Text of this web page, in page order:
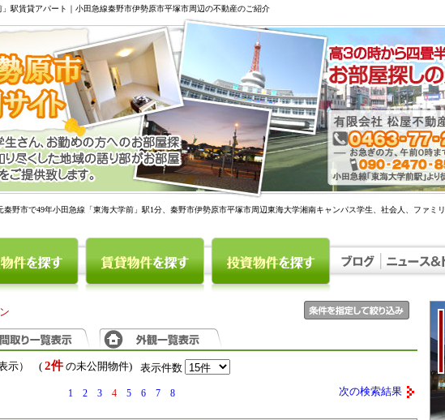
駅賃貸アパート｜小田急線秦野市伊勢原市平塚市周辺の不動産のご紹介
野市で49年小田急線「東海大学前」駅1分、秦野市伊勢原市平塚市周辺東海大学湘南キャンパス学生、社会人、ファミ
示） ( 2件の未公開物件) 表示件数
1 2 3 4 5 6 7 8 次の検索結果